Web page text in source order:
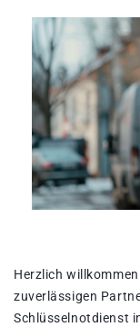
Herzlich
zuverlässigen
Schlüsselnotdienst